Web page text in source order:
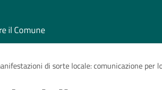
il Comune
di sorte locale: comunicazione per